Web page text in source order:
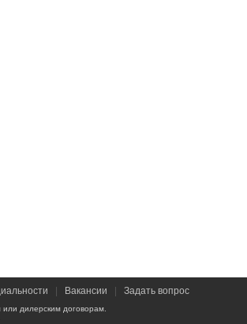
Вакансии Задать вопрос
дилерским договорам.